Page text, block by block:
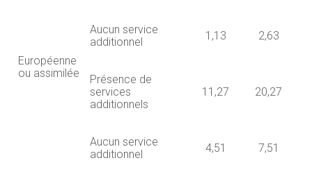
Européenne
ou assimilée
Aucun service
additionnel
1,13 2,63
Présence de
services
additionnels
11,27 20,27
Aucun service
additionnel
4,51 7,51